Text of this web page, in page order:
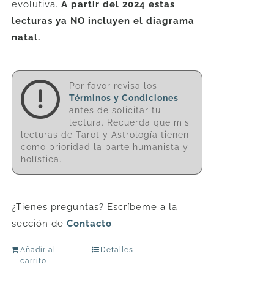
evolutiva. A partir del 2024 estas
lecturas ya NO incluyen el diagrama
natal.
Por favor revisa los
Términos y Condiciones
antes de solicitar tu
lectura. Recuerda que mis
lecturas de Tarot y Astrología tienen
como prioridad la parte humanista y
holística.
¿Tienes preguntas? Escríbeme a la
sección de Contacto.
Añadir al
carrito
Detalles